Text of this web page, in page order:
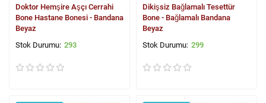
Doktor Hemşire Aşçı Cerrahi
Bone Hastane Bonesi - Bandana
Beyaz
293
Dikişsiz Bağlamalı Tesettür
Bone - Bağlamalı Bandana
Beyaz
299